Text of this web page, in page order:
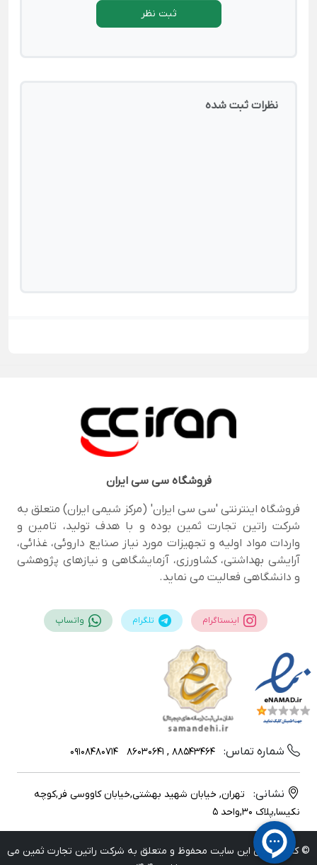
ثبت نظر
نظرات ثبت شده
فروشگاهسی سی ایران
فروشگاه اینترنتی 'سی سی ایران' (مرکز شیمی ایران) متعلق به
شرکت راتین تجارت ثمین بوده و با هدف تولید، تامین و
واردات مواد اولیه و تجهیزات مورد نیاز صنایع داروئی، غذائی،
آرایشی بهداشتی، کشاورزی، آزمایشگاهی و نیازهای پژوهشی
و دانشگاهی فعالیت می نماید.
اینستاگرام تلگرام واتساپ
شماره تماس: 88543464 , 86030641
09108480714
نشانی:
تهران, خیابان شهید بهشتی,خیابان کاووسی فر,کوچه
نکیسا,پلاک 30,واحد 5
© کلیه حقوق این سایت محفوظ و متعلق به شرکت راتین تجارت ثمین می